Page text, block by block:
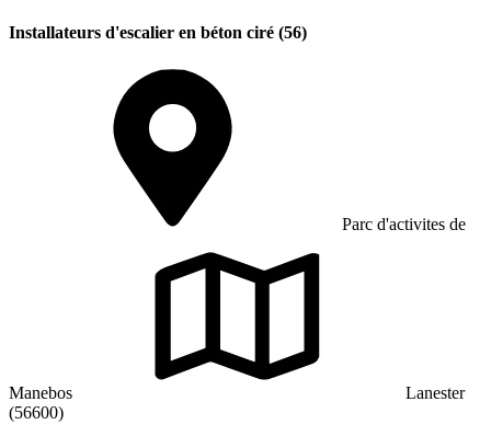
Installateurs d'escalier en béton ciré (56)
Parc d'activites de
Manebos
Lanester
(56600)